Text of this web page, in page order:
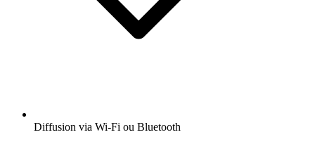
Diffusion via Wi-Fi ou Bluetooth